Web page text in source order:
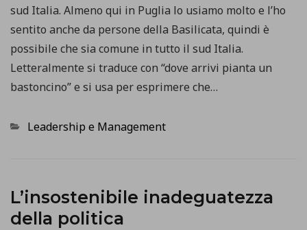
sud Italia. Almeno qui in Puglia lo usiamo molto e l’ho
sentito anche da persone della Basilicata, quindi è
possibile che sia comune in tutto il sud Italia.
Letteralmente si traduce con “dove arrivi pianta un
bastoncino” e si usa per esprimere che…
Categorie
Leadership e Management
L’insostenibile inadeguatezza
della politica